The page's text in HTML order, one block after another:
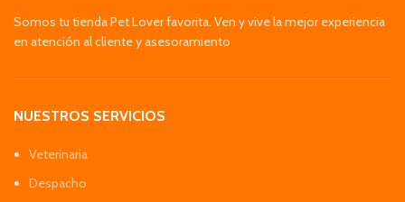
Somos tu tienda Pet Lover favorita. Ven y vive la mejor experiencia
en atención al cliente y asesoramiento
NUESTROS SERVICIOS
Veterinaria
Despacho